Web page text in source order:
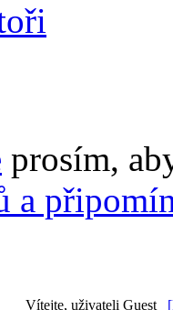
prosím,
a
Vítejte, uživateli Guest